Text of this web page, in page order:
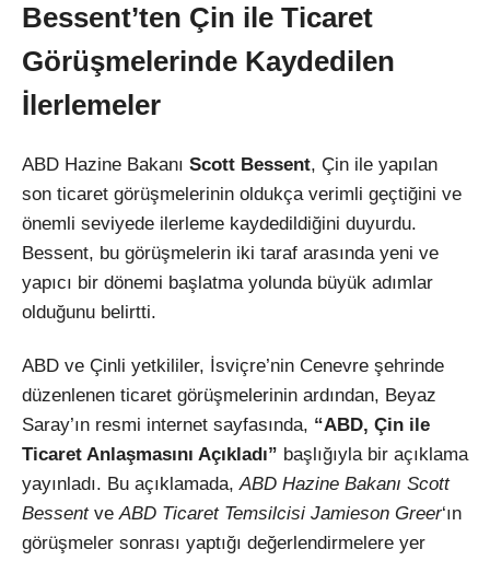
Bessent’ten Çin ile Ticaret
Görüşmelerinde Kaydedilen
İlerlemeler
ABD Hazine Bakanı Scott Bessent, Çin ile yapılan
son ticaret görüşmelerinin oldukça verimli geçtiğini ve
önemli seviyede ilerleme kaydedildiğini duyurdu.
Bessent, bu görüşmelerin iki taraf arasında yeni ve
yapıcı bir dönemi başlatma yolunda büyük adımlar
olduğunu belirtti.
ABD ve Çinli yetkililer, İsviçre’nin Cenevre şehrinde
düzenlenen ticaret görüşmelerinin ardından, Beyaz
Saray’ın resmi internet sayfasında, “ABD, Çin ile
Ticaret Anlaşmasını Açıkladı” başlığıyla bir açıklama
yayınladı. Bu açıklamada,ABD Hazine Bakanı Scott
BessentveABD Ticaret Temsilcisi Jamieson Greer‘ın
görüşmeler sonrası yaptığı değerlendirmelere yer